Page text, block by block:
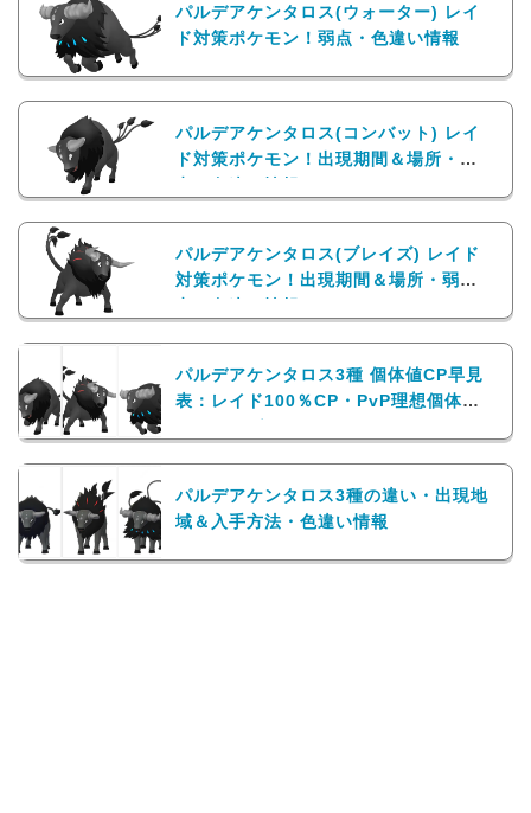
パルデアケンタロス(ウォーター) レイ
ド対策ポケモン！弱点・色違い情報
パルデアケンタロス(コンバット) レイ
ド対策ポケモン！出現期間＆場所・弱
パルデアケンタロス(ブレイズ) レイド
対策ポケモン！出現期間＆場所・弱
パルデアケンタロス3種 個体値CP早見
表：レイド100％CP・PvP理想個体値
パルデアケンタロス3種の違い・出現地
域＆入手方法・色違い情報